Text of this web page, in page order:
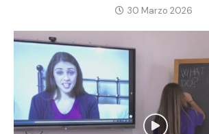
30 Marzo 2026